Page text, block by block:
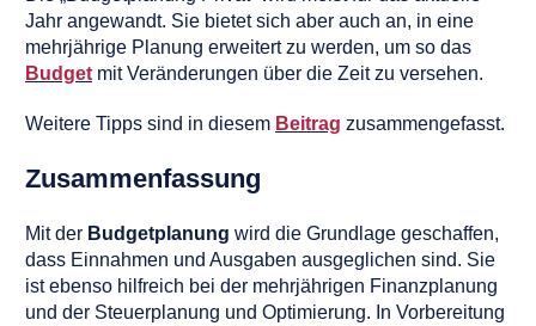
Jahr angewandt. Sie bietet sich aber auch an, in eine
mehrjährige Planung erweitert zu werden, um so das
Budget mit Veränderungen über die Zeit zu versehen.
Weitere Tipps sind in diesem Beitrag zusammengefasst.
Zusammenfassung
Mit der Budgetplanung wird die Grundlage geschaffen,
dass Einnahmen und Ausgaben ausgeglichen sind. Sie
ist ebenso hilfreich bei der mehrjährigen Finanzplanung
und der Steuerplanung und Optimierung. In Vorbereitung